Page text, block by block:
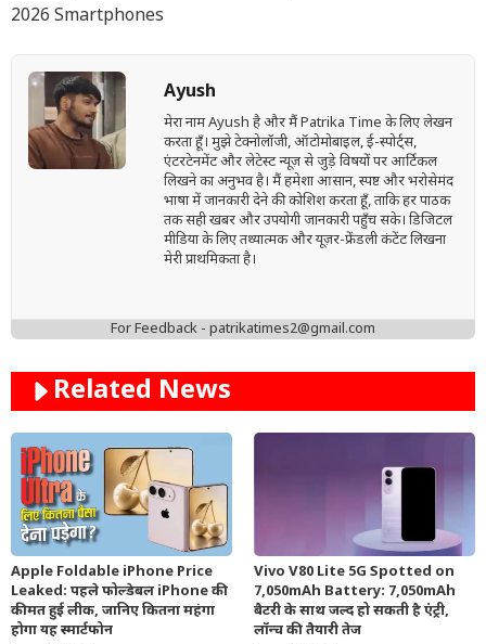
2026 Smartphones
Ayush
मेरा नाम Ayush है और मैं Patrika Time के लिए लेखन
करता हूँ। मुझे टेक्नोलॉजी, ऑटोमोबाइल, ई-स्पोर्ट्स,
एंटरटेनमेंट और लेटेस्ट न्यूज़ से जुड़े विषयों पर आर्टिकल
लिखने का अनुभव है। मैं हमेशा आसान, स्पष्ट और भरोसेमंद
भाषा में जानकारी देने की कोशिश करता हूँ, ताकि हर पाठक
तक सही खबर और उपयोगी जानकारी पहुँच सके। डिजिटल
मीडिया के लिए तथ्यात्मक और यूज़र-फ्रेंडली कंटेंट लिखना
मेरी प्राथमिकता है।
For Feedback - patrikatimes2@gmail.com
Related News
Apple Foldable iPhone Price
Leaked: पहले फोल्डेबल iPhone की
कीमत हुई लीक, जानिए कितना महंगा
होगा यह स्मार्टफोन
Vivo V80 Lite 5G Spotted on
7,050mAh Battery: 7,050mAh
बैटरी के साथ जल्द हो सकती है एंट्री,
लॉन्च की तैयारी तेज